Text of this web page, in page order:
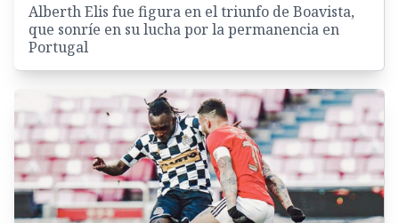
Alberth Elis fue figura en el triunfo de Boavista,
que sonríe en su lucha por la permanencia en
Portugal